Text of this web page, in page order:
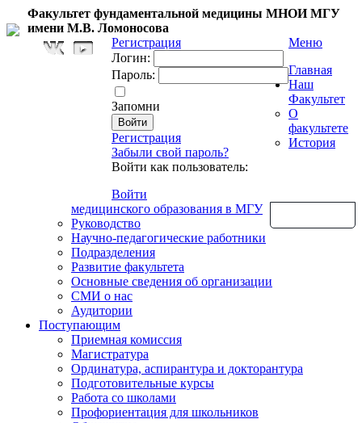
Факультет фундаментальной медицины МНОИ МГУ
имени М.В. Ломоносова
Регистрация
Логин:
Пароль:
Запомни
Регистрация
Забыли свой пароль?
Войти как пользователь:
Войти
Меню
Главная
Наш
Факультет
О
факультете
История
медицинского образования в МГУ
Руководство
Научно-педагогические работники
Подразделения
Развитие факультета
Основные сведения об организации
СМИ о нас
Аудитории
Поступающим
Приемная комиссия
Магистратура
Ординатура, аспирантура и докторантура
Подготовительные курсы
Работа со школами
Профориентация для школьников